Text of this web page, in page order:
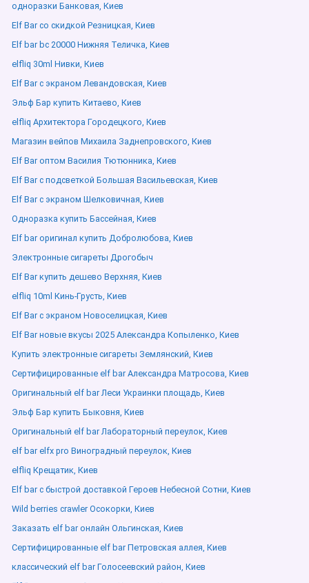
одноразки Банковая, Киев
Elf Bar со скидкой Резницкая, Киев
Elf bar bc 20000 Нижняя Теличка, Киев
elfliq 30ml Нивки, Киев
Elf Bar с экраном Левандовская, Киев
Эльф Бар купить Китаево, Киев
elfliq Архитектора Городецкого, Киев
Магазин вейпов Михаила Заднепровского, Киев
Elf Bar оптом Василия Тютюнника, Киев
Elf Bar с подсветкой Большая Васильевская, Киев
Elf Bar с экраном Шелковичная, Киев
Одноразка купить Бассейная, Киев
Elf bar оригинал купить Добролюбова, Киев
Электронные сигареты Дрогобыч
Elf Bar купить дешево Верхняя, Киев
elfliq 10ml Кинь-Грусть, Киев
Elf Bar с экраном Новоселицкая, Киев
Elf Bar новые вкусы 2025 Александра Копыленко, Киев
Купить электронные сигареты Землянский, Киев
Сертифицированные elf bar Александра Матросова, Киев
Оригинальный elf bar Леси Украинки площадь, Киев
Эльф Бар купить Быковня, Киев
Оригинальный elf bar Лабораторный переулок, Киев
elf bar elfx pro Виноградный переулок, Киев
elfliq Крещатик, Киев
Elf bar с быстрой доставкой Героев Небесной Сотни, Киев
Wild berries crawler Осокорки, Киев
Заказать elf bar онлайн Ольгинская, Киев
Сертифицированные elf bar Петровская аллея, Киев
классический elf bar Голосеевский район, Киев